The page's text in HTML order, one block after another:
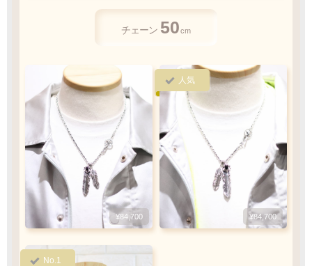
お客様ご負担で
ご注文・決済お手続き完了後
『 製作・お届け となります
キャンセル・返品不可
ご注文の際は
サイズ等にご注意下さい
cm
¥66,000
チェーン
人気
¥49,610
チェーン 50cm
¥84,700
人気
¥84,700
No.1